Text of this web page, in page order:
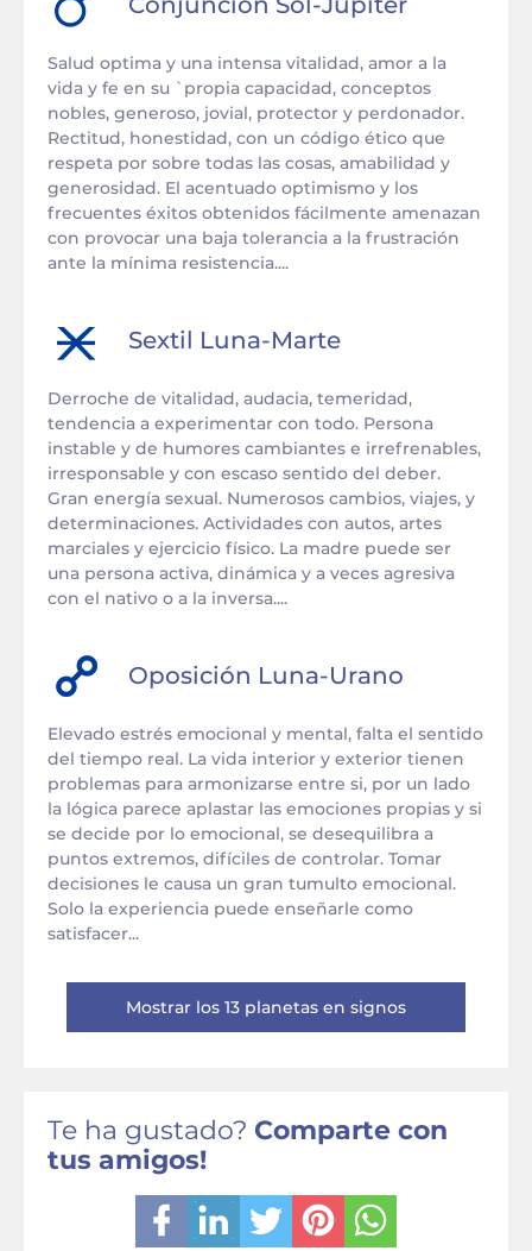
Salud optima y una intensa vitalidad, amor a la
vida y fe en su `propia capacidad, conceptos
nobles, generoso, jovial, protector y perdonador.
Rectitud, honestidad, con un código ético que
respeta por sobre todas las cosas, amabilidad y
generosidad. El acentuado optimismo y los
frecuentes éxitos obtenidos fácilmente amenazan
con provocar una baja tolerancia a la frustración
ante la mínima resistencia....
Sextil Luna-Marte
Derroche de vitalidad, audacia, temeridad,
tendencia a experimentar con todo. Persona
instable y de humores cambiantes e irrefrenables,
irresponsable y con escaso sentido del deber.
Gran energía sexual. Numerosos cambios, viajes, y
determinaciones. Actividades con autos, artes
marciales y ejercicio físico. La madre puede ser
una persona activa, dinámica y a veces agresiva
con el nativo o a la inversa....
Oposición Luna-Urano
Elevado estrés emocional y mental, falta el sentido
del tiempo real. La vida interior y exterior tienen
problemas para armonizarse entre si, por un lado
la lógica parece aplastar las emociones propias y si
se decide por lo emocional, se desequilibra a
puntos extremos, difíciles de controlar. Tomar
decisiones le causa un gran tumulto emocional.
Solo la experiencia puede enseñarle como
satisfacer...
Mostrar los 13 planetas en signos
Te ha gustado? Comparte con
tus amigos!